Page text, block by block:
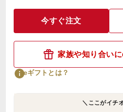
今すぐ注文
家族や知り合い
eギフトとは？
＼ここがイチ